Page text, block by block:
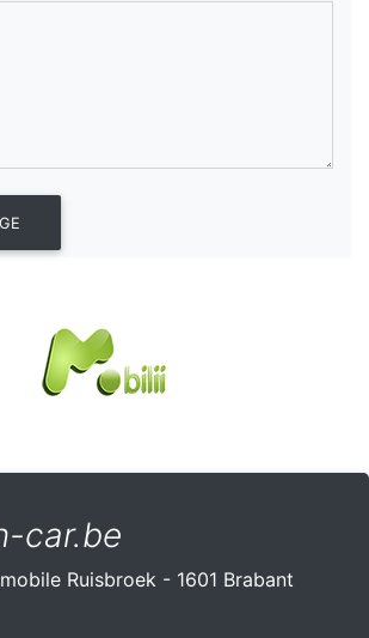
car.be
Ruisbroek - 1601 Brabant